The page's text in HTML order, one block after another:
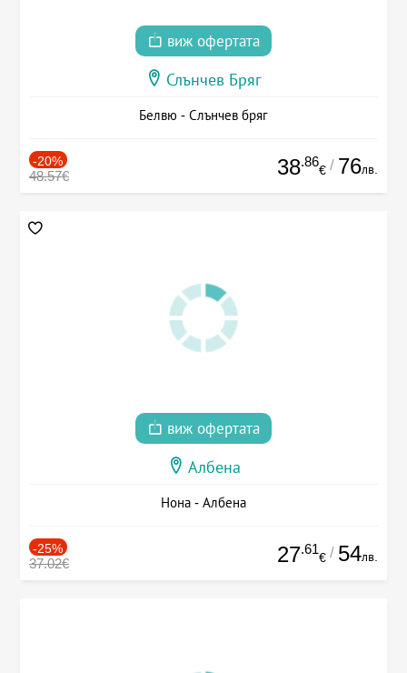
виж офертата
Слънчев Бряг
Белвю - Слънчев бряг
-20%
48.57€ 38.86
€ / 76лв.
виж офертата
Албена
Нона - Албена
-25%
37.02€ 27.61
€ / 54лв.